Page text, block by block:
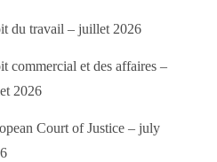
du travail – juillet 2026
commercial et des affaires –
2026
Court of Justice – july